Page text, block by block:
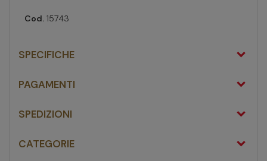
Cod. 15743
SPECIFICHE
PAGAMENTI
SPEDIZIONI
CATEGORIE